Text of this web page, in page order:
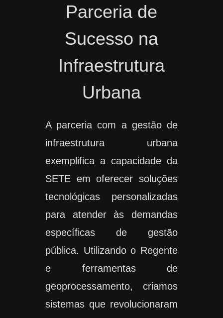
Parceria de
Sucesso na
Infraestrutura
Urbana
A parceria com a gestão de
infraestrutura urbana
exemplifica a capacidade da
SETE em oferecer soluções
tecnológicas personalizadas
para atender às demandas
específicas de gestão
pública. Utilizando o Regente
e ferramentas de
geoprocessamento, criamos
sistemas que revolucionaram